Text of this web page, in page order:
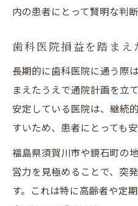
内の患者にとって賢明な判
歯科医院損益を踏まえ
長期的に歯科医院に通う際
まえたうえで通院計画を立
安定している医院は、継続
すいため、患者にとっても
福島県須賀川市や鏡石町の
営力を見極めることで、突
す。これは特に高齢者や定